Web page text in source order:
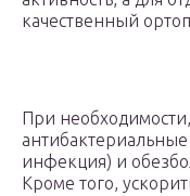
качественный
При
антибактериальные
инфекция) и
Кроме того,